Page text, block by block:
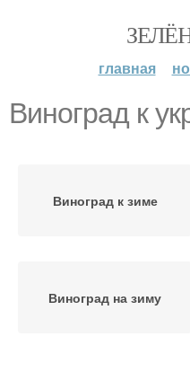
главная
Виноград к
Виноград к зиме
Виноград на зиму